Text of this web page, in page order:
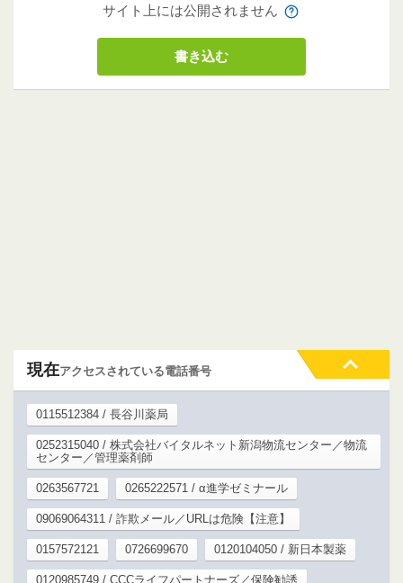
サイト上には公開されません
現在アクセスされている電話番号
0115512384 / 長谷川薬局
0252315040 / 株式会社バイタルネット新潟物流センター／物流
センター／管理薬剤師
0263567721 0265222571 / α進学ゼミナール
09069064311 / 詐欺メール／URLは危険【注意】
0157572121 0726699670 0120104050 / 新日本製薬
0120985749 / CCCライフパートナーズ／保険勧誘